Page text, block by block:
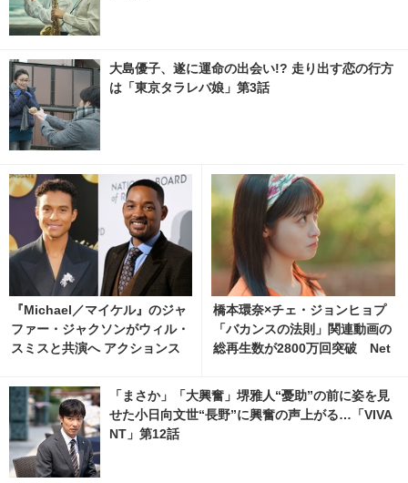
大島優子、遂に運命の出会い!? 走り出す恋の行方
は「東京タラレバ娘」第3話
『Michael／マイケル』のジャ
ファー・ジャクソンがウィル・
スミスと共演へ アクションス
橋本環奈×チェ・ジョンヒョプ
「バカンスの法則」関連動画の
総再生数が2800万回突破 Net
「まさか」「大興奮」堺雅人“憂助”の前に姿を見
せた小日向文世“長野”に興奮の声上がる…「VIVA
NT」第12話